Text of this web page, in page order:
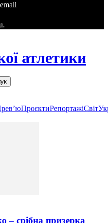
атлетики
ПроєктиРепортажіСвіт
– срібна призерка